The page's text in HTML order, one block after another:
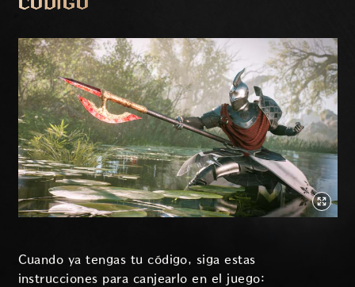
Cuando ya tengas tu código, siga estas
instrucciones para canjearlo en el juego: